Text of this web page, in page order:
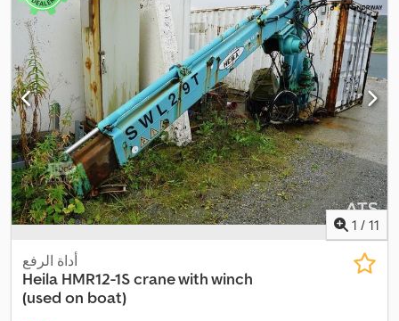
1 / 11
أداة الرفع
Heila HMR12-1S crane with winch
(used on boat)